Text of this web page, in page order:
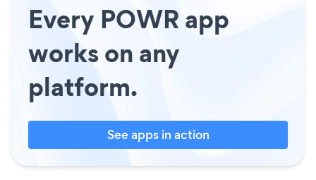
Every POWR app
works on any
platform.
See apps in action